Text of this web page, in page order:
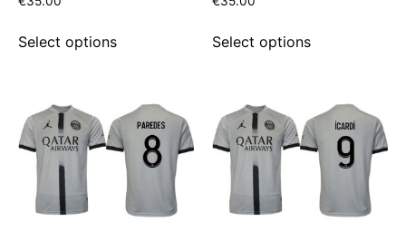
Select options Select options